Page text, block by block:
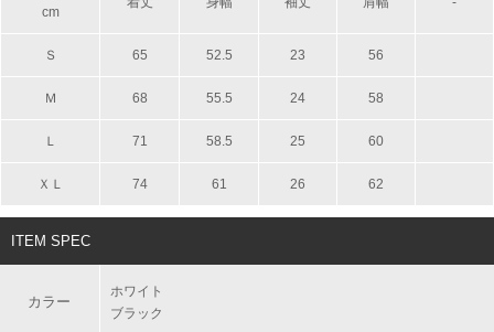
cm
Ｓ 65 52.5 23 56
Ｍ 68 55.5 24 58
Ｌ 71 58.5 25 60
ＸＬ 74 61 26 62
ITEM SPEC
カラー
ホワイト
ブラック